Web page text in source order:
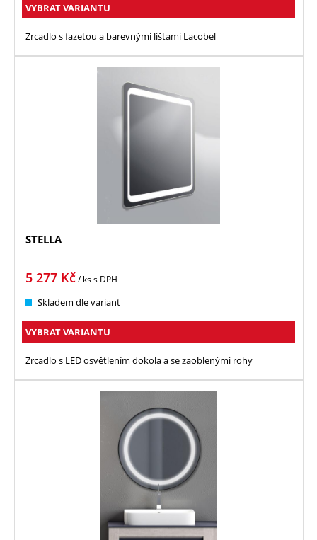
VYBRAT VARIANTU
Zrcadlo s fazetou a barevnými lištami Lacobel
STELLA
5 277 Kč/ kss DPH
Skladem dle variant
VYBRAT VARIANTU
Zrcadlo s LED osvětlením dokola a se zaoblenými rohy